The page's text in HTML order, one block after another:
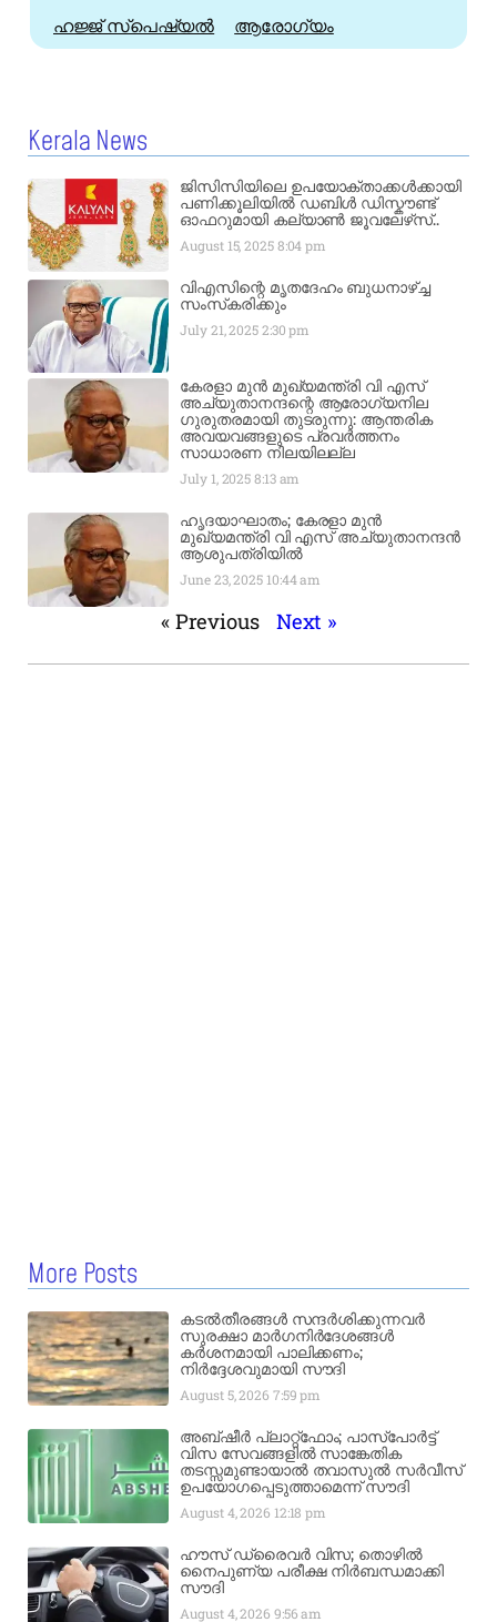
ഹജ്ജ്‌ സ്പെഷ്യൽ ആരോഗ്യം
Kerala News
ജിസിസിയിലെ ഉപയോക്താക്കൾക്കായി
പണിക്കൂലിയിൽ ഡബിൾ ഡിസ്കൗണ്ട്
ഓഫറുമായി കല്യാൺ ജൂവലേഴ്‌സ്..
August 15, 20258:04 pm
വിഎസിന്റെ മൃതദേഹം ബുധനാഴ്ച്ച
സംസ്‌കരിക്കും
July 21, 20252:30 pm
കേരളാ മുൻ മുഖ്യമന്ത്രി വി എസ്
അച്യുതാനന്ദന്റെ ആരോഗ്യനില
ഗുരുതരമായി തുടരുന്നു: ആന്തരിക
അവയവങ്ങളുടെ പ്രവർത്തനം
സാധാരണ നിലയിലല്ല
July 1, 20258:13 am
ഹൃദയാഘാതം; കേരളാ മുൻ
മുഖ്യമന്ത്രി വി എസ് അച്യുതാനന്ദൻ
ആശുപത്രിയിൽ
June 23, 2025 10:44 am
« Previous Next »
More Posts
കടൽതീരങ്ങൾ സന്ദർശിക്കുന്നവർ
സുരക്ഷാ മാർഗനിർദേശങ്ങൾ
കർശനമായി പാലിക്കണം;
നിർദ്ദേശവുമായി സൗദി
August 5, 2026 7:59 pm
അബ്ഷീർ പ്ലാറ്റ്‌ഫോം; പാസ്‌പോർട്ട്
വിസ സേവങ്ങളിൽ സാങ്കേതിക
തടസ്സമുണ്ടായാൽ തവാസുൽ സർവീസ്
ഉപയോഗപ്പെടുത്താമെന്ന് സൗദി
August 4, 2026 12:18 pm
ഹൗസ് ഡ്രൈവർ വിസ; തൊഴിൽ
നൈപുണ്യ പരീക്ഷ നിർബന്ധമാക്കി
സൗദി
August 4, 2026 9:56 am